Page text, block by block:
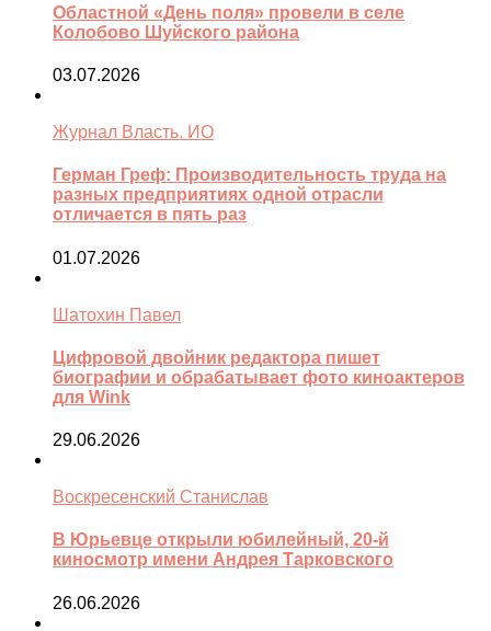
Областной «День поля» провели в селе
Колобово Шуйского района
03.07.2026
Журнал Власть. ИО
Герман Греф: Производительность труда на
разных предприятиях одной отрасли
отличается в пять раз
01.07.2026
Шатохин Павел
Цифровой двойник редактора пишет
биографии и обрабатывает фото киноактеров
для Wink
29.06.2026
Воскресенский Станислав
В Юрьевце открыли юбилейный, 20-й
киносмотр имени Андрея Тарковского
26.06.2026